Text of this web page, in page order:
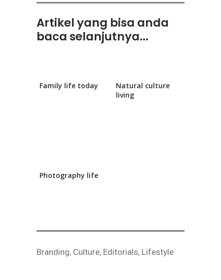
Artikel yang bisa anda
baca selanjutnya...
Family life today
Natural culture
living
Photography life
Branding, Culture, Editorials, Lifestyle